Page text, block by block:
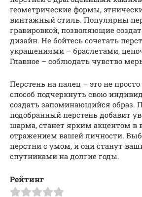
геометрические формы,
винтажный стиль. Популярны
гравировкой, позволяющие
дизайн. Не бойтесь сочетать
украшениями – браслетами,
Главное – соблюдать чувство
Перстень на палец – это не просто
способ подчеркнуть свою
создать запоминающийся образ.
подобранный перстень добавит
шарма, станет ярким акцентом в
отражением вашей личности.
перстни с умом, и они станут
спутниками на долгие годы.
Рейтинг